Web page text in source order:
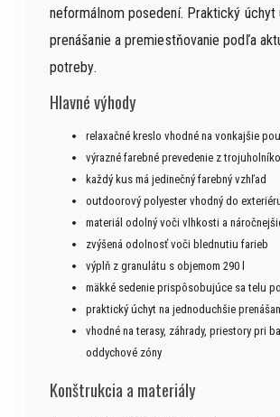
neformálnom posedení. Praktický úchyt
prenášanie a premiestňovanie podľa
potreby.
Hlavné výhody
relaxačné kreslo vhodné na vonkajšie
výrazné farebné prevedenie z
každý kus má jedinečný farebný vzhľad
outdoorový polyester vhodný do
materiál odolný voči vlhkosti a
zvýšená odolnosť voči blednutiu farieb
výplň z granulátu s objemom 290 l
mäkké sedenie prispôsobujúce sa telu
praktický úchyt na jednoduchšie
vhodné na terasy, záhrady, priestory pri
oddychové zóny
Konštrukcia a materiály